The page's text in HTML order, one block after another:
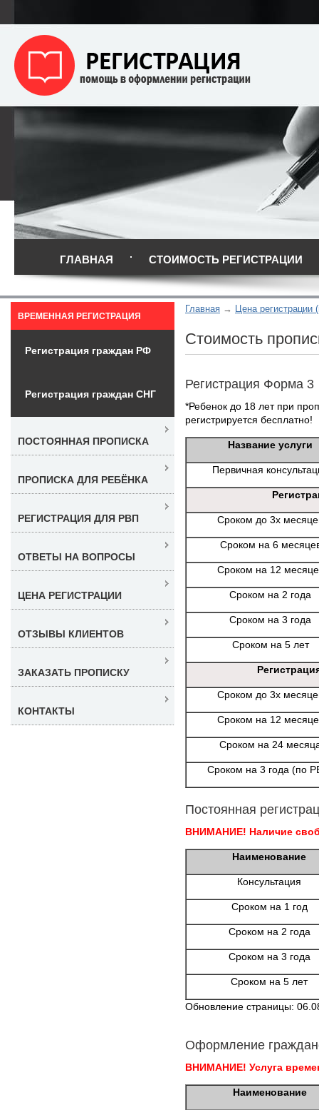
ГЛАВНАЯ СТОИМОСТЬ РЕГИСТРАЦИИ
Главная Цена регистрации
Стоимость
Регистрация Форма 3
*Ребенок до 18 лет при
регистрируется бесплатно!
Название услуги
Первичная
Сроком до 3х
Сроком на 6
Сроком на 12
Сроком на 2 года
Сроком на 3 года
Сроком на 5 лет
Сроком до 3х
Сроком на 12
Сроком на 24
Сроком на 3 года (по
Постоянная
ВНИМАНИЕ! Наличие
Наименование
Консультация
Сроком на 1 год
Сроком на 2 года
Сроком на 3 года
Сроком на 5 лет
Обновление страницы:
Оформление
ВНИМАНИЕ! Услуга
Наименование
ВРЕМЕННАЯ РЕГИСТРАЦИЯ
Регистрация граждан РФ
Регистрация граждан СНГ
ПОСТОЯННАЯ ПРОПИСКА
ПРОПИСКА ДЛЯ РЕБЁНКА
РЕГИСТРАЦИЯ ДЛЯ РВП
ОТВЕТЫ НА ВОПРОСЫ
ЦЕНА РЕГИСТРАЦИИ
ОТЗЫВЫ КЛИЕНТОВ
ЗАКАЗАТЬ ПРОПИСКУ
КОНТАКТЫ